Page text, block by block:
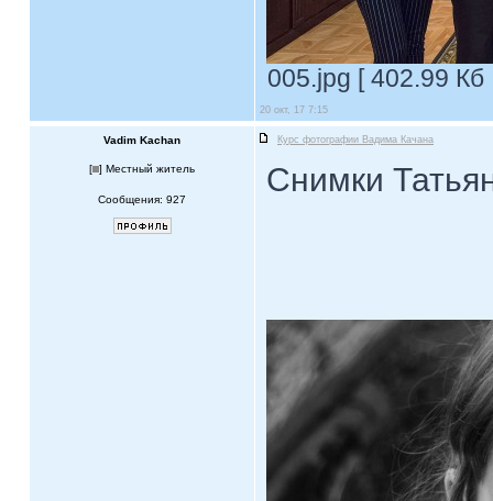
005.jpg [ 402.99
20 окт, 17 7:15
Vadim Kachan Курс фотографии Вадима Качана
[ ] Местный житель
Сообщения: 927
Снимки